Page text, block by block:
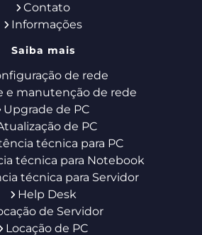
Contato
Informações
Saiba mais
de rede
e manutenção de rede
Upgrade de PC
de PC
técnica para PC
técnica para Notebook
técnica para Servidor
Help Desk
de Servidor
Locação de PC